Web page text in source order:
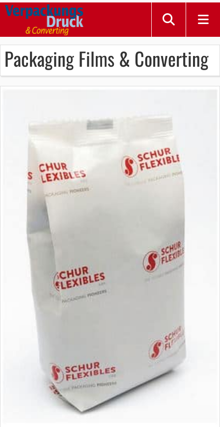
Packaging Films & Converting